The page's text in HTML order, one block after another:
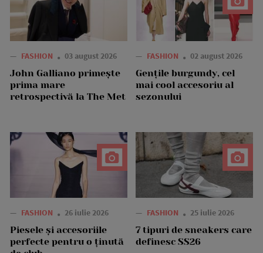
— FASHION 03 august 2026
John Galliano primește
prima mare
retrospectivă la The Met
— FASHION 02 august 2026
Gențile burgundy, cel
mai cool accesoriu al
sezonului
— FASHION 26 iulie 2026
Piesele și accesoriile
perfecte pentru o ținută
— FASHION 25 iulie 2026
7 tipuri de sneakers care
definesc SS26